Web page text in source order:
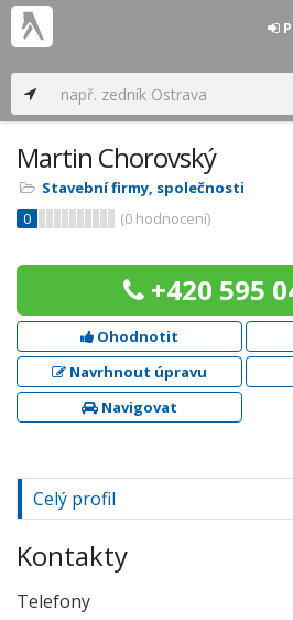
Martin Chorovský
Stavební firmy, společnosti
0
(0 hodnocení)
+420 595
Ohodnotit
Navrhnout úpravu
Navigovat
Celý profil
Kontakty
Telefony